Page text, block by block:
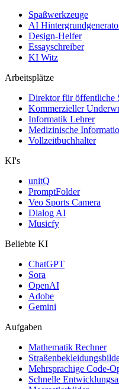
Spaßwerkzeuge
AI
Design-Helfer
Essayschreiber
KI Witz
Arbeitsplätze
Direktor für öffentliche
Kommerzieller
Informatik Lehrer
Medizinische
Vollzeitbuchhalter
KI's
unitQ
PromptFolder
Veo Sports Camera
Dialog AI
Musicfy
Beliebte KI
ChatGPT
Sora
OpenAI
Adobe
Gemini
Aufgaben
Mathematik Rechner
Mehrsprachige Code-
Schnelle